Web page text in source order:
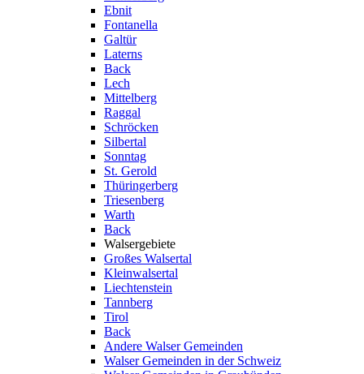
Ebnit
Fontanella
Galtür
Laterns
Back
Lech
Mittelberg
Raggal
Schröcken
Silbertal
Sonntag
St. Gerold
Thüringerberg
Triesenberg
Warth
Back
Walsergebiete
Großes Walsertal
Kleinwalsertal
Liechtenstein
Tannberg
Tirol
Back
Andere Walser Gemeinden
Walser Gemeinden in der Schweiz